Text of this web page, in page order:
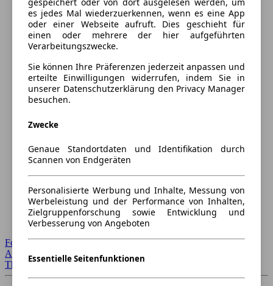
Forum Startseite
Alle Auto-Foren
Themen-Forum
gespeichert oder von dort ausgelesen werden, um
es jedes Mal wiederzuerkennen, wenn es eine App
oder einer Webseite aufruft. Dies geschieht für
einen oder mehrere der hier aufgeführten
Verarbeitungszwecke.
Sie können Ihre Präferenzen jederzeit anpassen und
erteilte Einwilligungen widerrufen, indem Sie in
unserer Datenschutzerklärung den Privacy Manager
besuchen.
Zwecke
Genaue Standortdaten und Identifikation durch
Scannen von Endgeräten
Personalisierte Werbung und Inhalte, Messung von
Werbeleistung und der Performance von Inhalten,
Zielgruppenforschung sowie Entwicklung und
Verbesserung von Angeboten
Essentielle Seitenfunktionen